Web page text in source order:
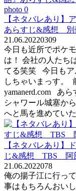
【ネタバレあり】
あらすじ&感想
21.06.20220309
今日も近所でポケ
は！ 会社の人たち
てる笑笑 今日もア
しちゃいまっす。
yamanerd.com あ
シャワール城塞か
へと馬を進めていた
【ネタバレあり】
じ&感想 TBS 阿
21.06.2022078
俺の揚子江に行っ
事はもちろんおい